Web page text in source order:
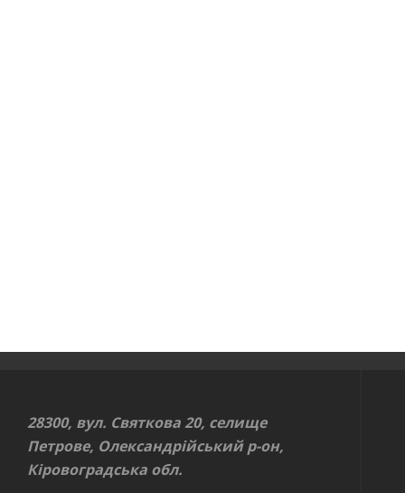
28300, вул. Святкова 20, селище
Петрове, Олександрійський р-он,
Кіровоградська обл.